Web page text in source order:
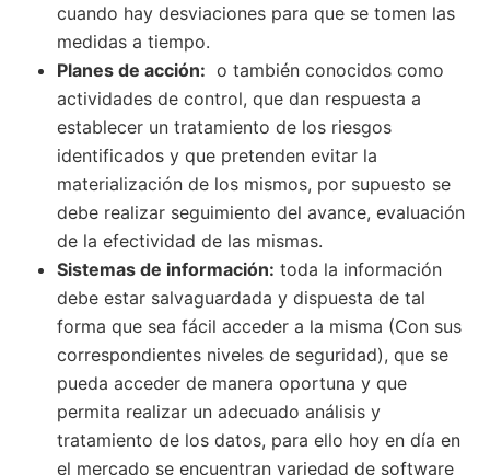
cuando hay desviaciones para que se tomen las
medidas a tiempo.
Planes de acción: o también conocidos como
actividades de control, que dan respuesta a
establecer un tratamiento de los riesgos
identificados y que pretenden evitar la
materialización de los mismos, por supuesto se
debe realizar seguimiento del avance, evaluación
de la efectividad de las mismas.
Sistemas de información: toda la información
debe estar salvaguardada y dispuesta de tal
forma que sea fácil acceder a la misma (Con sus
correspondientes niveles de seguridad), que se
pueda acceder de manera oportuna y que
permita realizar un adecuado análisis y
tratamiento de los datos, para ello hoy en día en
el mercado se encuentran variedad de software